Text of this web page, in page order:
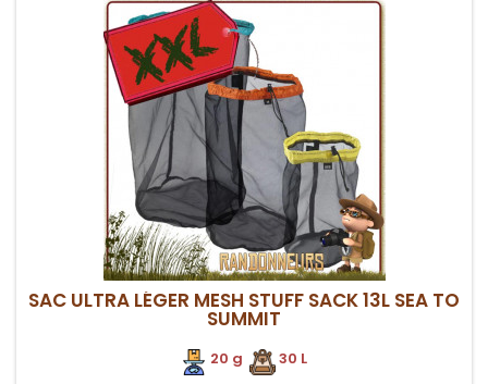
SAC ULTRA LÉGER MESH STUFF SACK 13L SEA TO
SUMMIT
20 g
30 L